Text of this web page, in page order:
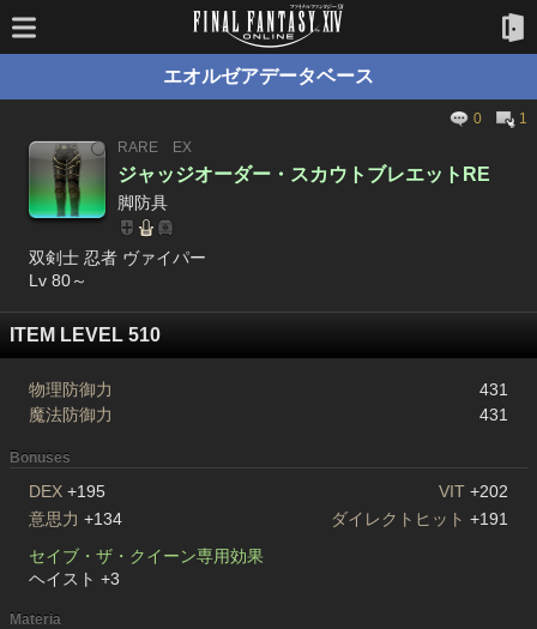
エオルゼアデータベース
0
1
RARE
EX
ジャッジオーダー・スカウトブレエットRE
脚防具
双剣士 忍者 ヴァイパー
Lv 80～
ITEM LEVEL 510
物理防御力
431
魔法防御力
431
Bonuses
DEX +195 VIT +202
意思力 +134 ダイレクトヒット +191
セイブ・ザ・クイーン専用効果
ヘイスト +3
Materia